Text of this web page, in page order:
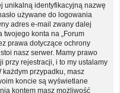
unikalną identyfikacyjną nazwę
używane do logowania
adres e-mail zwany dalej
twojego konta na „Forum
prawa dotyczące ochrony
nasz serwer. Mamy prawo
przy rejestracji, i to my ustalamy
przypadku, masz
koncie są wyświetlane
kontem masz możliwość